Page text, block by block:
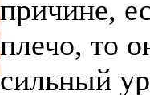
причине,
плечо, то
сильный